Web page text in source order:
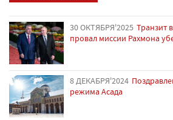
30 ОКТЯБРЯ'2025 Транзит
провал миссии Рахмона
8 ДЕКАБРЯ'2024
режима Асада